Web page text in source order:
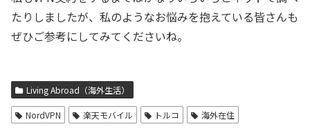
たりしましたが、私のようなお悩みを抱えている皆さんも
ぜひご参考にしてみてくださいね。
Living Abroad（海外生活）
NordVPN 楽天モバイル トルコ 海外在住